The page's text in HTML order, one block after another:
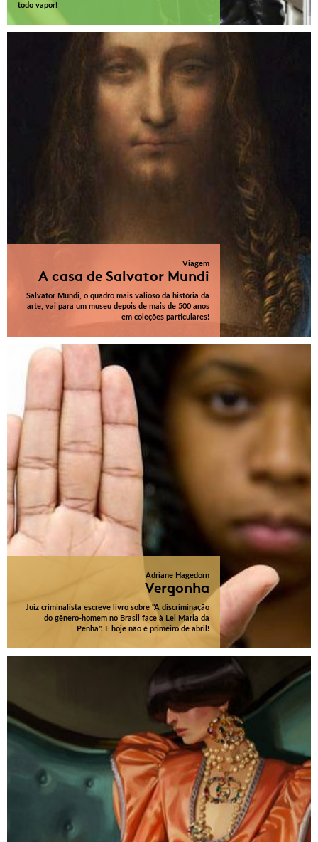
todo vapor!
Viagem
A casa de Salvator Mundi
Salvator Mundi, o quadro mais valioso da história da
arte, vai para um museu depois de mais de 500 anos
em coleções particulares!
Adriane Hagedorn
Vergonha
Juiz criminalista escreve livro sobre "A discriminação
do gênero-homem no Brasil face à Lei Maria da
Penha". E hoje não é primeiro de abril!